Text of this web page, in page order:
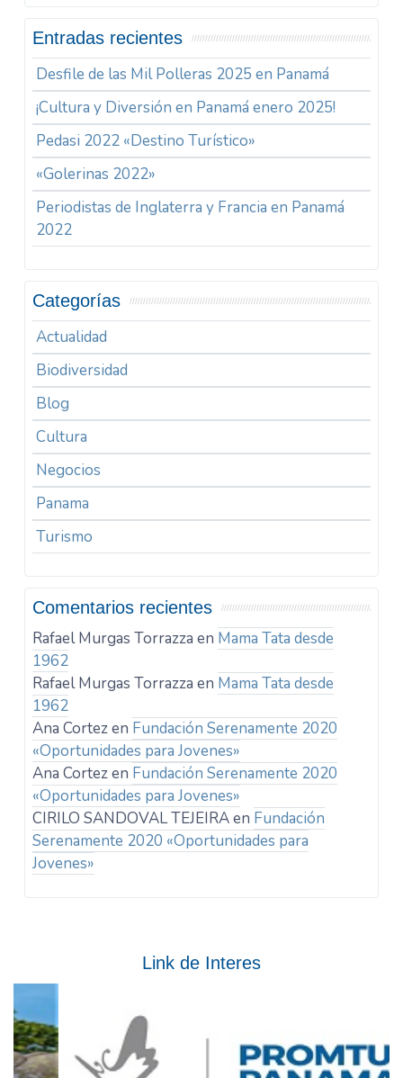
Entradas recientes
Desfile de las Mil Polleras 2025 en Panamá
¡Cultura y Diversión en Panamá enero 2025!
Pedasi 2022 «Destino Turístico»
«Golerinas 2022»
Periodistas de Inglaterra y Francia en Panamá
2022
Categorías
Actualidad
Biodiversidad
Blog
Cultura
Negocios
Panama
Turismo
Comentarios recientes
Rafael Murgas Torrazza en Mama Tata desde
1962
Rafael Murgas Torrazza en Mama Tata desde
1962
Ana Cortezen Fundación Serenamente 2020
«Oportunidades para Jovenes»
Ana Cortezen Fundación Serenamente 2020
«Oportunidades para Jovenes»
CIRILO SANDOVAL TEJEIRAen Fundación
Serenamente 2020 «Oportunidades para
Jovenes»
Link de Interes